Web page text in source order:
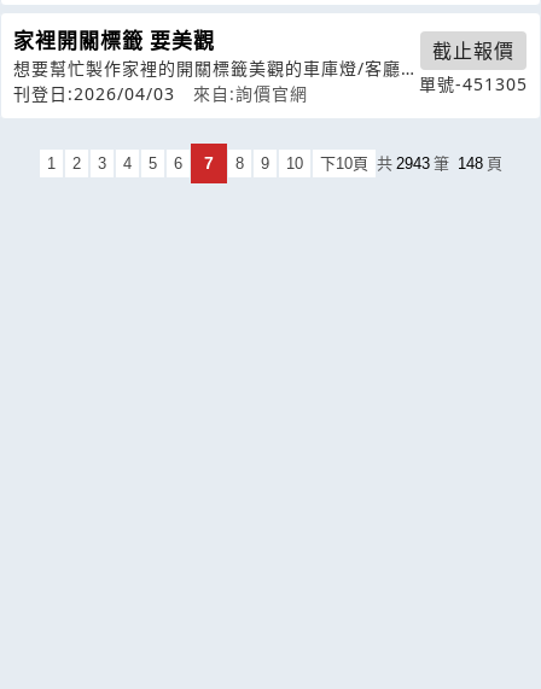
家裡開關標籤 要美觀
想要幫忙製作家裡的開關標籤美觀的車庫燈/客廳
燈/軌道燈/浴室燈/抽氣扇燈/樓梯/
刊登日:2026/04/03 來自:詢價官網
截止報價
單號-451305
1 2 3 4 5 6 7 8 9 10 下10頁 共 2943 筆 148 頁